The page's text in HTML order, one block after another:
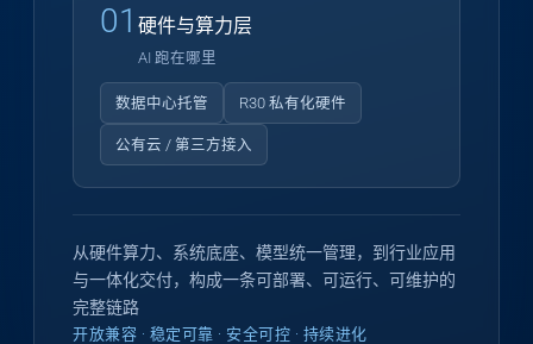
01 硬件与算力层
AI 跑在哪里
数据中心托管 R30 私有化硬件
公有云 / 第三方接入
从硬件算力、系统底座、模型统一管理，到行业应用
与一体化交付，构成一条可部署、可运行、可维护的
完整链路
开放兼容 · 稳定可靠 · 安全可控 · 持续进化